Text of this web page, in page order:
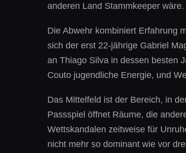
anderen Land Stammkeeper
Die Abwehr kombiniert Erfahrung
sich der erst 22-jährige Gabriel
an Thiago Silva in dessen besten
Couto jugendliche Energie, und
Das Mittelfeld ist der Bereich, in
Passspiel öffnet Räume, die
Wettskandalen zeitweise für
nicht mehr so dominant wie vor